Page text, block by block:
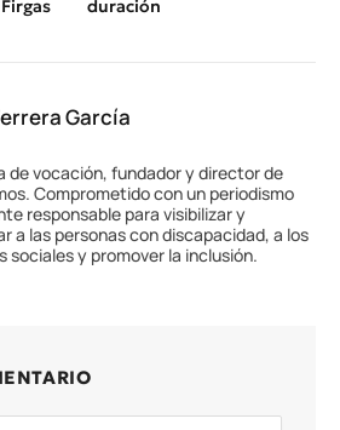
duración
García
de vocación, fundador y director de
Comprometido con un periodismo
responsable para visibilizar y
a las personas con discapacidad, a los
sociales y promover la inclusión.